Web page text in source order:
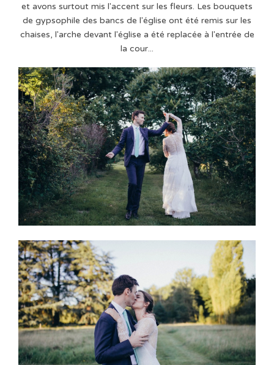
et avons surtout mis l'accent sur les fleurs. Les bouquets
de gypsophile des bancs de l'église ont été remis sur les
chaises, l'arche devant l'église a été replacée à l'entrée de
la cour...